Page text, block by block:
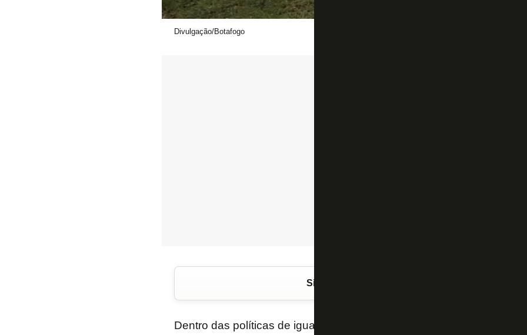
Divulgação/Botafogo
Siga o FogãoNET
Dentro das políticas de igualdade de gênero no futebol, que